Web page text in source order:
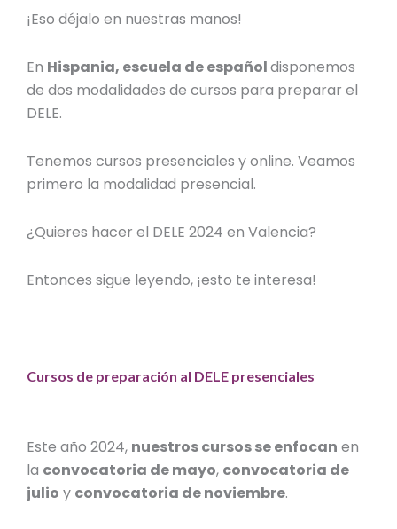
¡Eso déjalo en nuestras manos!
En Hispania, escuela de españoldisponemos
de dos modalidades de cursos para preparar el
DELE.
Tenemos cursos presenciales y online. Veamos
primero la modalidad presencial.
¿Quieres hacer el DELE 2024 en Valencia?
Entonces sigue leyendo, ¡esto te interesa!
Cursos de preparación al DELE presenciales
Este año 2024, nuestros cursos se enfocan en
la convocatoria de mayo, convocatoria de
julio y convocatoria de noviembre.